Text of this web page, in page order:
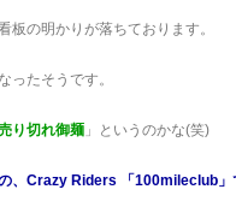
板の明かりが落ちております。
ったそうです。
り切れ御麺 」というのかな(笑)
、Crazy Riders 「100mileclub」